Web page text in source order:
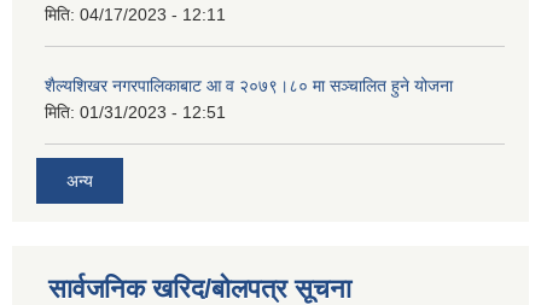
मिति: 04/17/2023 - 12:11
शैल्यशिखर नगरपालिकाबाट आ व २०७९।८० मा सञ्चालित हुने योजना
मिति: 01/31/2023 - 12:51
अन्य
सार्वजनिक खरिद/बोलपत्र सूचना